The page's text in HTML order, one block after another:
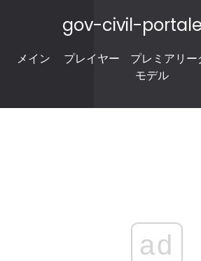
gov-civil-
メイン プレイヤー プレミアリー
モデル
ad